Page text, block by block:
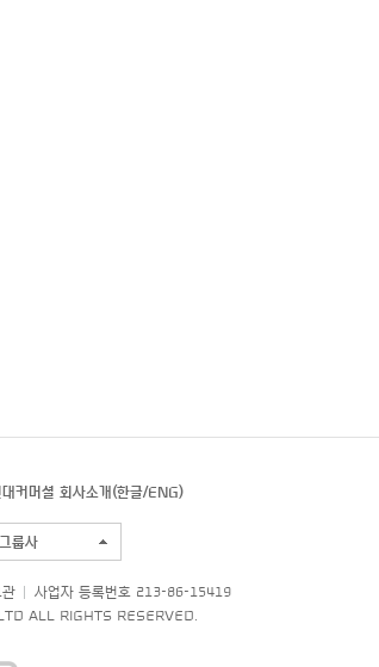
대커머셜 회사소개(한글/ENG)
그룹사
관
사업자 등록번호 213-86-15419
ALL RIGHTS RESERVED.